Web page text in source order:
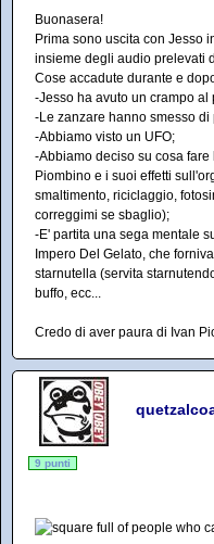
Buonasera!
Prima sono uscita con Jesso
insieme degli audio prelevati
Cose accadute durante e
-Jesso ha avuto un crampo al
-Le zanzare hanno smesso di
-Abbiamo visto un UFO;
-Abbiamo deciso su cosa
Piombino e i suoi effetti
smaltimento, riciclaggio,
correggimi se sbaglio);
-E' partita una sega mentale
Impero Del Gelato, che
starnutella (servita
buffo, ecc...
Credo di aver paura di Ivan
9 punti